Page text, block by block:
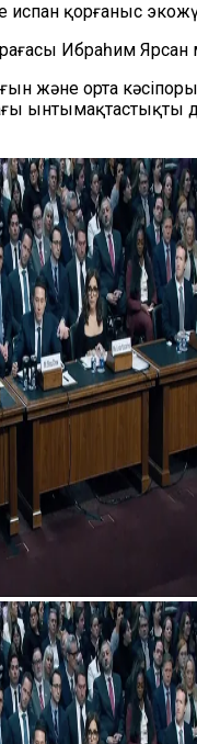
испан қорғаныс
Ибраһим
және орта
ынтымақтастықты